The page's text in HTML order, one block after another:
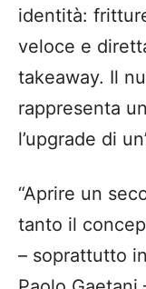
identità:
veloce e
takeaway. Il
rappresenta
l’upgrade di
“Aprire un
tanto il
– soprattutto